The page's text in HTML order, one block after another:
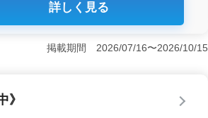
している職場で、これまで培った土木
可能です。資格保持者は特に優遇さ
める方に最適です。 ＜働きやすさ＞
詳しく見る
掲載期間 2026/07/16〜2026/10/15
》